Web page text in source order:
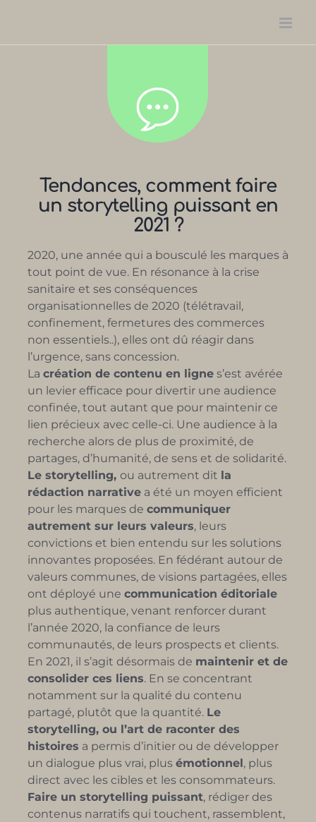
contenu
Tendances, comment faire
un storytelling puissant en
2021 ?
2020, une année qui a bousculé les marques à
tout point de vue. En résonance à la crise
sanitaire et ses conséquences
organisationnelles de 2020 (télétravail,
confinement, fermetures des commerces
non essentiels..), elles ont dû réagir dans
l’urgence, sans concession.
La création de contenu en lignes’est avérée
un levier efficace pour divertir une audience
confinée, tout autant que pour maintenir ce
lien précieux avec celle-ci. Une audience à la
recherche alors de plus de proximité, de
partages, d’humanité, de sens et de solidarité.
Le storytelling, ou autrement dit la
rédaction narrativea été un moyen efficient
pour les marques de communiquer
autrement sur leurs valeurs, leurs
convictions et bien entendu sur les solutions
innovantes proposées. En fédérant autour de
valeurs communes, de visions partagées, elles
ont déployé une communication éditoriale
plus authentique, venant renforcer durant
l’année 2020, la confiance de leurs
communautés, de leurs prospects et clients.
En 2021, il s’agit désormais de maintenir et de
consolider ces liens. En se concentrant
notamment sur la qualité du contenu
partagé, plutôt que la quantité. Le
storytelling, ou l’art de raconter des
histoires a permis d’initier ou de développer
un dialogue plus vrai, plus émotionnel, plus
direct avec les cibles et les consommateurs.
Faire un storytelling puissant, rédiger des
contenus narratifs qui touchent, rassemblent,